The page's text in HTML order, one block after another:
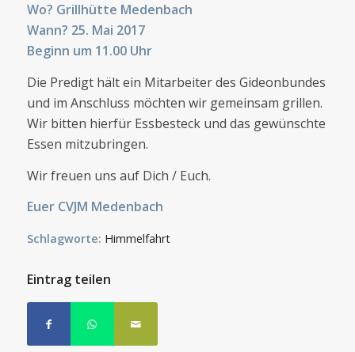
Wo? Grillhütte Medenbach
Wann? 25. Mai 2017
Beginn um 11.00 Uhr
Die Predigt hält ein Mitarbeiter des Gideonbundes
und im Anschluss möchten wir gemeinsam grillen.
Wir bitten hierfür Essbesteck und das gewünschte
Essen mitzubringen.
Wir freuen uns auf Dich / Euch.
Euer CVJM Medenbach
Schlagworte: Himmelfahrt
Eintrag teilen